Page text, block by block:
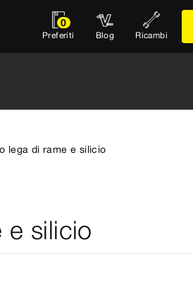
0
Preferiti Blog Ricambi
lega di rame e silicio
e silicio